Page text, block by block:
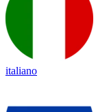
italiano